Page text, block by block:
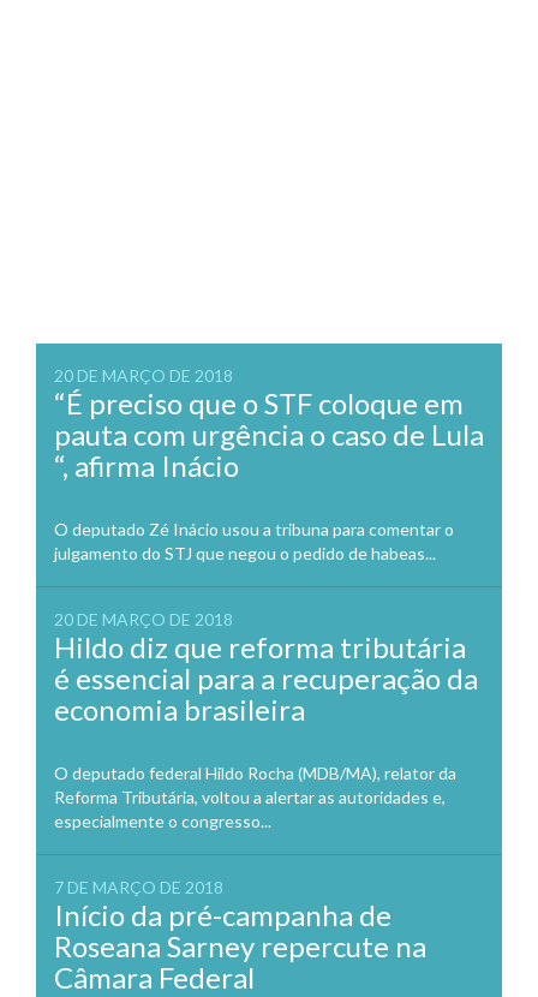
20 DE MARÇO DE 2018
“É preciso que o STF coloque em
pauta com urgência o caso de Lula
“, afirma Inácio
O deputado Zé Inácio usou a tribuna para comentar o
julgamento do STJ que negou o pedido de habeas...
20 DE MARÇO DE 2018
Hildo diz que reforma tributária
é essencial para a recuperação da
economia brasileira
O deputado federal Hildo Rocha (MDB/MA), relator da
Reforma Tributária, voltou a alertar as autoridades e,
especialmente o congresso...
7 DE MARÇO DE 2018
Início da pré-campanha de
Roseana Sarney repercute na
Câmara Federal